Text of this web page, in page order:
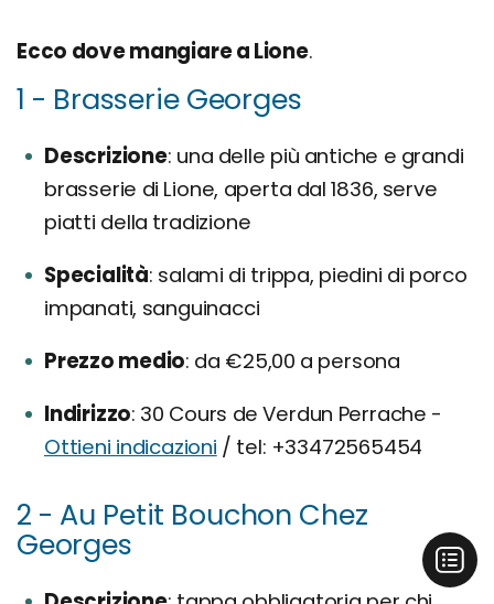
Ecco dove mangiare a Lione.
1 - Brasserie Georges
Descrizione una delle più antiche e grandi
brasserie di Lione, aperta dal 1836, serve
piatti della tradizione
Specialità salami di trippa, piedini di porco
impanati, sanguinacci
Prezzo medio da €25,00 a persona
Indirizzo 30 Cours de Verdun Perrache -
Ottieni indicazioni / tel: +33472565454
2 - Au Petit Bouchon Chez
Georges